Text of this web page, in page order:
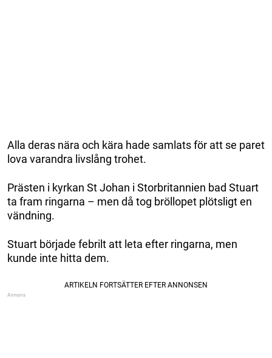
Alla deras nära och kära hade samlats för att se paret
lova varandra livslång trohet.
Prästen i kyrkan St Johan i Storbritannien bad Stuart
ta fram ringarna – men då tog bröllopet plötsligt en
vändning.
Stuart började febrilt att leta efter ringarna, men
kunde inte hitta dem.